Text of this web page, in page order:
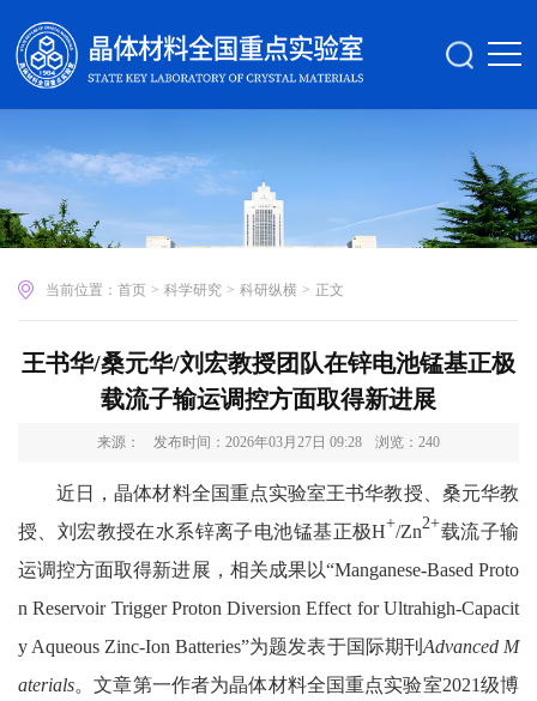
当前位置： 首页 > 科学研究 > 科研纵横 > 正文
王书华/桑元华/刘宏教授团队在锌电池锰基正极
载流子输运调控方面取得新进展
来源： 发布时间：2026年03月27日 09:28 浏览： 240
近日，晶体材料全国重点实验室王书华教授、桑元华教
授、刘宏教授在水系锌离子电池锰基正极H+/Zn2+载流子输
运调控方面取得新进展，相关成果以“Manganese‑Based Proto
n Reservoir Trigger Proton Diversion Effect for Ultrahigh‑Capacit
y Aqueous Zinc‑Ion Batteries”为题发表于国际期刊 Advanced M
aterials。文章第一作者为晶体材料全国重点实验室2021级博